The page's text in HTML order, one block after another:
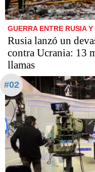
GUERRA ENTRE RUSIA
Rusia lanzó un
contra Ucrania: 13
llamas
#02